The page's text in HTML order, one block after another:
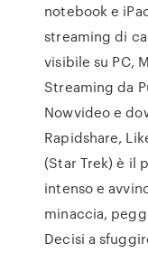
notebook e
streaming di
visibile su PC,
Streaming da
Nowvideo e
Rapidshare,
(Star Trek) è il
intenso e
minaccia,
Decisi a